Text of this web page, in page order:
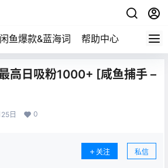
闲鱼爆款&蓝海词 帮助中心
高日吸粉1000+ [咸鱼捕手 –
日 0
关注 私信